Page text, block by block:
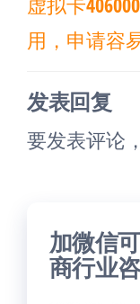
文
章
用，申请容
发表回复
要发表评论
加微信
商行业